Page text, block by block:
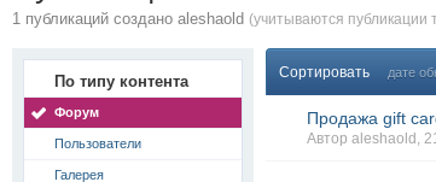
1 публикаций создано aleshaold (учитываются публикации
По типу контента
Форум
Пользователи
Галерея
Сортировать дате
Продажа gift
Автор aleshaold ,